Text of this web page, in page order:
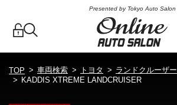
Presented by Tokyo Auto Salon
TOP 車両検索 トヨタ
ランドクルーザー
KADDIS XTREME LANDCRUISER